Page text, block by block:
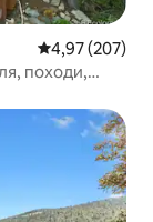
Середня
4,97 (207)
походи,